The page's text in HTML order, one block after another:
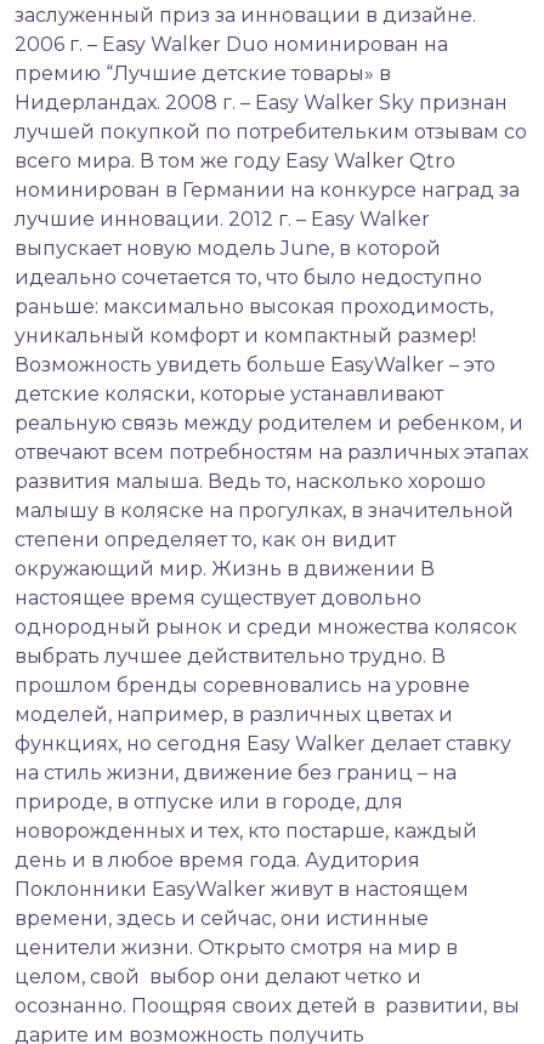
заслуженный приз за инновации в дизайне.
2006 г. – Easy Walker Duo номинирован на
премию “Лучшие детские товары» в
Нидерландах. 2008 г. – Easy Walker Sky признан
лучшей покупкой по потребительким отзывам со
всего мира. В том же году Easy Walker Qtro
номинирован в Германии на конкурсе наград за
лучшие инновации. 2012 г. – Easy Walker
выпускает новую модель June, в которой
идеально сочетается то, что было недоступно
раньше: максимально высокая проходимость,
уникальный комфорт и компактный размер!
Возможность увидеть больше EasyWalker – это
детские коляски, которые устанавливают
реальную связь между родителем и ребенком, и
отвечают всем потребностям на различных этапах
развития малыша. Ведь то, насколько хорошо
малышу в коляске на прогулках, в значительной
степени определяет то, как он видит
окружающий мир. Жизнь в движении В
настоящее время существует довольно
однородный рынок и среди множества колясок
выбрать лучшее действительно трудно. В
прошлом бренды соревновались на уровне
моделей, например, в различных цветах и
функциях, но сегодня Easy Walker делает ставку
на стиль жизни, движение без границ – на
природе, в отпуске или в городе, для
новорожденных и тех, кто постарше, каждый
день и в любое время года. Аудитория
Поклонники EasyWalker живут в настоящем
времени, здесь и сейчас, они истинные
ценители жизни. Открыто смотря на мир в
целом, свой ​​ выбор они делают четко и
осознанно. Поощряя своих детей в развитии, вы
дарите им возможность получить